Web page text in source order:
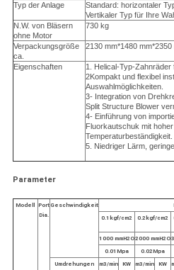
Typ der Anlage
Standard: horizontaler
Vertikaler Typ für Ihre
N.W. von Bläsern
ohne Motor
730 kg
Verpackungsgröße
ca.
2130 mm*1480
Eigenschaften
1. Helical-Typ-
2Kompakt und flexibel
Auswahlmöglichkeiten.
3- Integration von
Split Structure Blower
4- Einführung von
Fluorkautschuk mit
Temperaturbeständigkeit.
5. Niedriger Lärm,
Parameter
Modell
Port
Dia.
Geschwindigkeit
0.1kgf/cm2
0.2kgf/cm2
1000 mmH2O2000 mmH2O
0.01Mpa
0.02Mpa
Umdrehungen
m3/min KW m3/min KW